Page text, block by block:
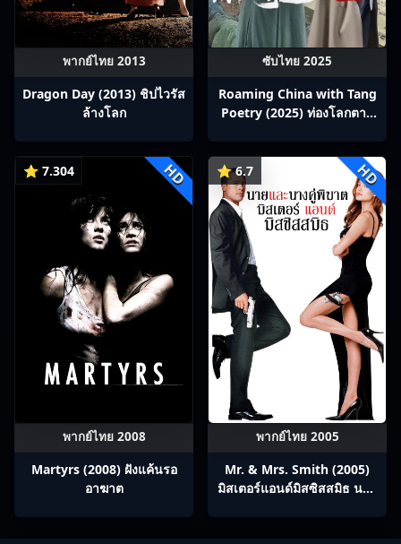
พากย์ไทย 2013
Dragon Day (2013) ชิปไวรัส
ล้างโลก
ซับไทย 2025
Roaming China with Tang
Poetry (2025) ท่องโลกตาม
⭐ 7.304 HD
พากย์ไทย 2008
Martyrs (2008) ฝังแค้นรอ
อาฆาต
⭐ 6.7 HD
พากย์ไทย 2005
Mr. & Mrs. Smith (2005)
มิสเตอร์แอนด์มิสซิสสมิธ นาย